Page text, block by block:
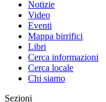
Notizie
Video
Eventi
Mappa birrifici
Libri
Cerca informazioni
Cerca locale
Chi siamo
Sezioni